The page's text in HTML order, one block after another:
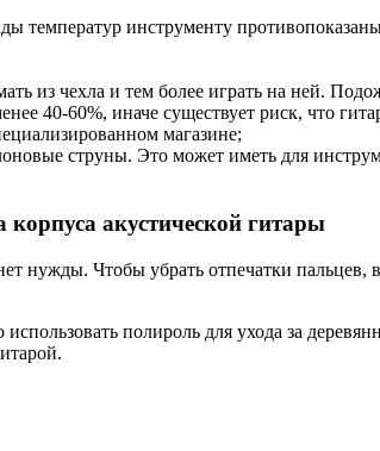
инструменту
из чехла и тем более играть на ней.
40-60%, иначе существует риск, что
магазине;
струны. Это может иметь для
акустической гитары
нужды. Чтобы убрать отпечатки
полироль для ухода за